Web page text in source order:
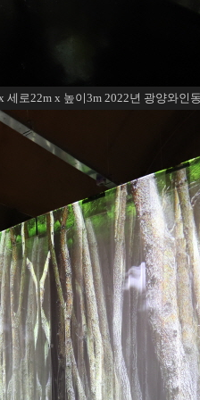
세로22m x 높이3m 2022년 광양와인